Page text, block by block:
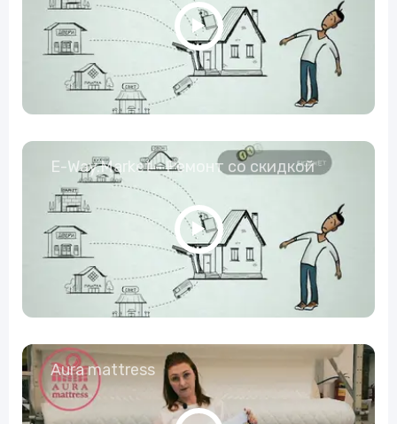
E-Way.Market - Ремонт со скидкой
Aura mattress